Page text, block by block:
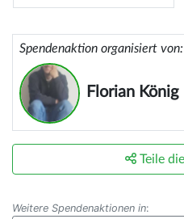
Spendenaktion organisiert von:
Florian König
Teile
Weitere Spendenaktionen in: